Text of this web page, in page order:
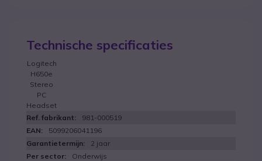
Technische specificaties
Logitech
H650e
Stereo
PC
Headset
981-000519
5099206041196
2 jaar
Onderwijs